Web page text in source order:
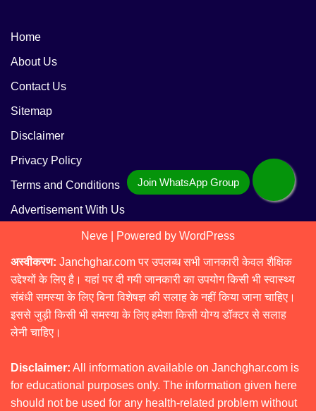
Home
About Us
Contact Us
Sitemap
Disclaimer
Privacy Policy
Terms and Conditions
Advertisement With Us
Neve | Powered by WordPress
अस्वीकरण: Janchghar.com पर उपलब्ध सभी जानकारी केवल शैक्षिक
उद्देश्यों के लिए है। यहां पर दी गयी जानकारी का उपयोग किसी भी स्वास्थ्य
संबंधी समस्या के लिए बिना विशेषज्ञ की सलाह के नहीं किया जाना चाहिए।
इससे जुड़ी किसी भी समस्या के लिए हमेशा किसी योग्य डॉक्टर से सलाह
लेनी चाहिए।
Disclaimer: All information available on Janchghar.com is
for educational purposes only. The information given here
should not be used for any health-related problem without